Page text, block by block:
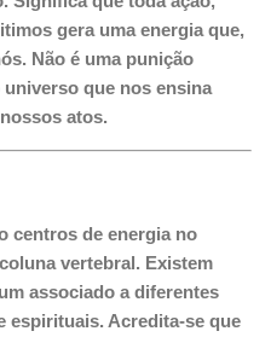
gera uma energia que,
Não é uma punição
que nos ensina
atos.
centros de energia no
vertebral. Existem
associado a diferentes
espirituais. Acredita-se que